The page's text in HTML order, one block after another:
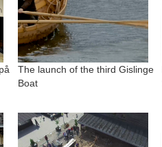
The launch of the third Gislinge
Boat